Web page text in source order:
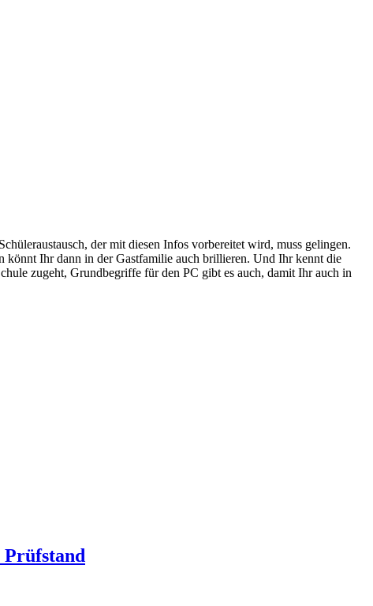
der mit diesen Infos vorbereitet wird, muss gelingen.
könnt Ihr dann in der Gastfamilie auch brillieren. Und Ihr kennt die
zugeht, Grundbegriffe für den PC gibt es auch, damit Ihr auch in
Prüfstand